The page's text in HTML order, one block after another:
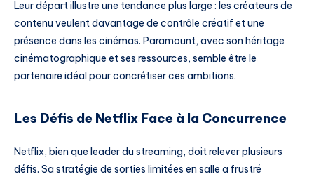
Leur départ illustre une tendance plus large : les créateurs de
contenu veulent davantage de contrôle créatif et une
présence dans les cinémas. Paramount, avec son héritage
cinématographique et ses ressources, semble être le
partenaire idéal pour concrétiser ces ambitions.
Les Défis de Netflix Face à la Concurrence
Netflix, bien que leader du streaming, doit relever plusieurs
défis. Sa stratégie de sorties limitées en salle a frustré